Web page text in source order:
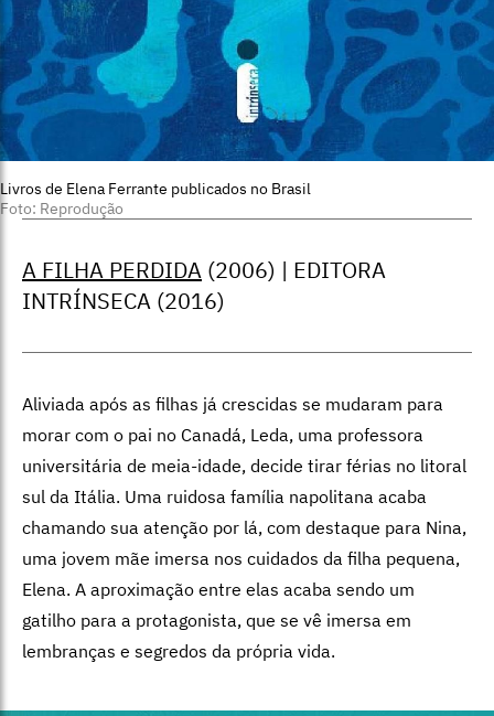
Livros de Elena Ferrante publicados no Brasil
Foto: Reprodução
A FILHA PERDIDA (2006) | EDITORA
INTRÍNSECA (2016)
Aliviada após as filhas já crescidas se mudaram para
morar com o pai no Canadá, Leda, uma professora
universitária de meia-idade, decide tirar férias no litoral
sul da Itália. Uma ruidosa família napolitana acaba
chamando sua atenção por lá, com destaque para Nina,
uma jovem mãe imersa nos cuidados da filha pequena,
Elena. A aproximação entre elas acaba sendo um
gatilho para a protagonista, que se vê imersa em
lembranças e segredos da própria vida.